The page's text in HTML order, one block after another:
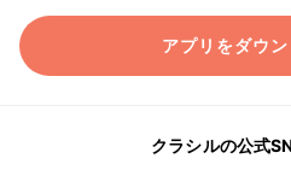
アプリをダウ
クラシルの公式